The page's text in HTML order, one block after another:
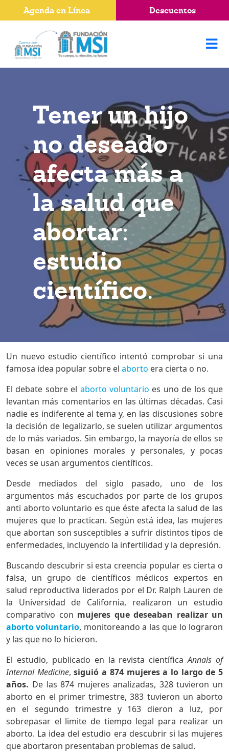
Tener un hijo
no deseado
afecta más a
la salud que
abortar:
estudio
científico.
Un nuevo estudio científico intentó comprobar si una
famosa idea popular sobre el aborto era cierta o no.
El debate sobre el aborto voluntario es uno de los que
levantan más comentarios en las últimas décadas. Casi
nadie es indiferente al tema y, en las discusiones sobre
la decisión de legalizarlo, se suelen utilizar argumentos
de lo más variados. Sin embargo, la mayoría de ellos se
basan en opiniones morales y personales, y pocas
veces se usan argumentos científicos.
Desde mediados del siglo pasado, uno de los
argumentos más escuchados por parte de los grupos
anti aborto voluntario es que éste afecta la salud de las
mujeres que lo practican. Según está idea, las mujeres
que abortan son susceptibles a sufrir distintos tipos de
enfermedades, incluyendo la infertilidad y la depresión.
Buscando descubrir si esta creencia popular es cierta o
falsa, un grupo de científicos médicos expertos en
salud reproductiva liderados por el Dr. Ralph Lauren de
la Universidad de California, realizaron un estudio
comparativo con mujeres que deseaban realizar un
aborto voluntario, monitoreando a las que lo lograron
y las que no lo hicieron.
El estudio, publicado en la revista científicaAnnals of
Internal Medicine,siguió a 874 mujeres a lo largo de 5
años. De las 874 mujeres analizadas, 328 tuvieron un
aborto en el primer trimestre, 383 tuvieron un aborto
en el segundo trimestre y 163 dieron a luz, por
sobrepasar el limite de tiempo legal para realizar un
aborto. La idea del estudio era descubrir si las mujeres
que abortaron presentaban problemas de salud.
Agenda en Línea Descuentos